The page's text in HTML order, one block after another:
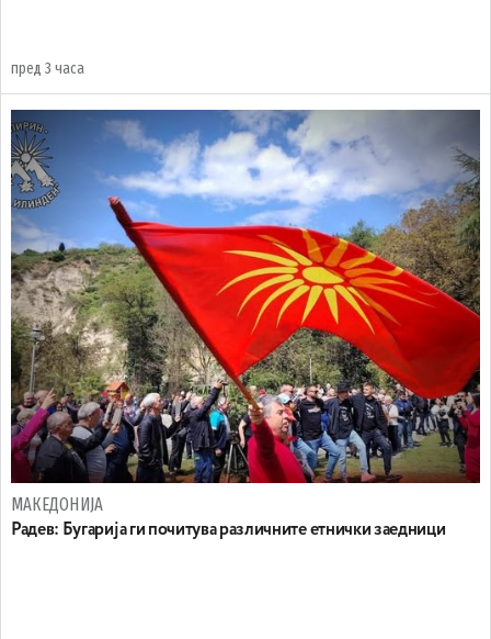
пред 3 часа
МАКЕДОНИЈА
Радев: Бугарија ги почитува различните етнички заедници